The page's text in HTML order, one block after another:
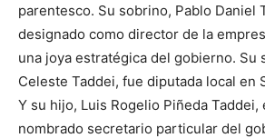
parentesco. Su sobrino, Pablo Daniel
designado como director de la
una joya estratégica del gobierno. Su
Celeste Taddei, fue diputada local en
Y su hijo, Luis Rogelio Piñeda Taddei,
nombrado secretario particular del